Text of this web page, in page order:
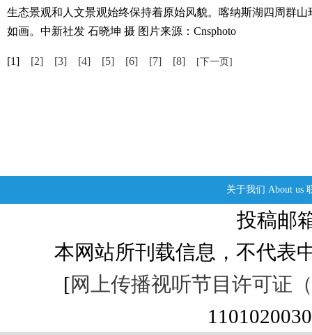
生态景观和人文景观始终保持着原始风貌。喀纳斯湖四周群
如画。中新社发 石晓坤 摄 图片来源：Cnsphoto
[1] [2] [3] [4] [5] [6] [7] [8] [下一页]
关于我们 About us
投稿邮
本网站所刊载信息，不代表
[网上传播视听节目许可证